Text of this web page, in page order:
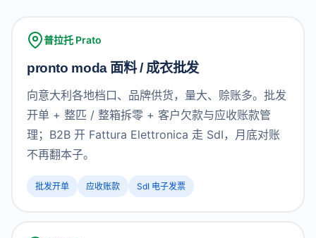
普拉托 Prato
pronto moda 面料 / 成衣批发
向意大利各地档口、品牌供货，量大、赊账多。批发
开单 + 整匹 / 整箱拆零 + 客户欠款与应收账款管
理；B2B 开 Fattura Elettronica 走 SdI，月底对账
不再翻本子。
批发开单 应收账款 SdI 电子发票